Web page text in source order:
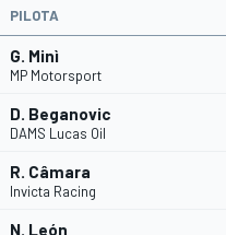
PILOTA
G. Minì
MP Motorsport
D. Beganovic
DAMS Lucas Oil
R. Câmara
Invicta Racing
N. León